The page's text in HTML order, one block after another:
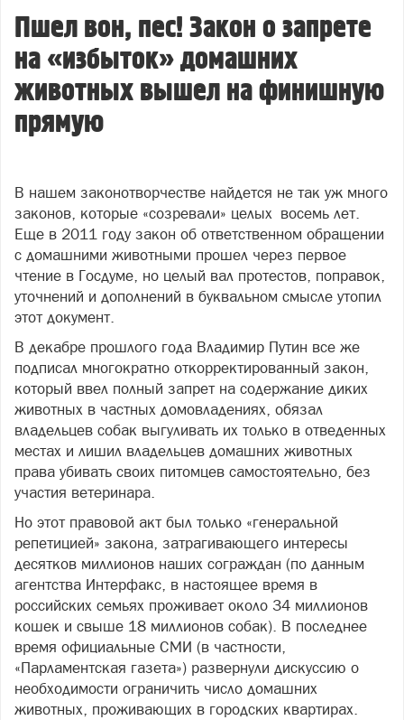
Пшел вон, пес! Закон о запрете
на «избыток» домашних
животных вышел на финишную
прямую
В нашем законотворчестве найдется не так уж много
законов, которые «созревали» целых восемь лет.
Еще в 2011 году закон об ответственном обращении
с домашними животными прошел через первое
чтение в Госдуме, но целый вал протестов, поправок,
уточнений и дополнений в буквальном смысле утопил
этот документ.
В декабре прошлого года Владимир Путин все же
подписал многократно откорректированный закон,
который ввел полный запрет на содержание диких
животных в частных домовладениях, обязал
владельцев собак выгуливать их только в отведенных
местах и лишил владельцев домашних животных
права убивать своих питомцев самостоятельно, без
участия ветеринара.
Но этот правовой акт был только «генеральной
репетицией» закона, затрагивающего интересы
десятков миллионов наших сограждан (по данным
агентства Интерфакс, в настоящее время в
российских семьях проживает около 34 миллионов
кошек и свыше 18 миллионов собак). В последнее
время официальные СМИ (в частности,
«Парламентская газета») развернули дискуссию о
необходимости ограничить число домашних
животных, проживающих в городских квартирах.